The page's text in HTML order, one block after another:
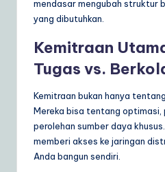
mendasar mengubah struktur
yang dibutuhkan.
Kemitraan
Tugas vs.
Kemitraan bukan hanya
Mereka bisa tentang optimasi,
perolehan sumber daya
memberi akses ke jaringan
Anda bangun sendiri.